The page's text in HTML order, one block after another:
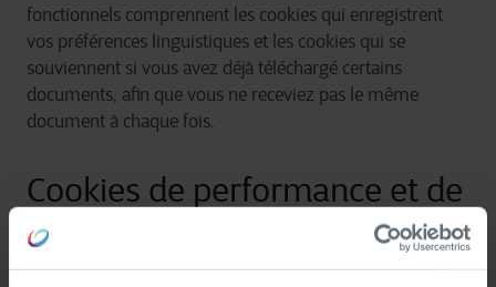
fonctionnels comprennent les cookies qui enregistrent
vos préférences linguistiques et les cookies qui se
souviennent si vous avez déjà téléchargé certains
documents, afin que vous ne receviez pas le même
document à chaque fois.
Cookies de performance et de
statistiques